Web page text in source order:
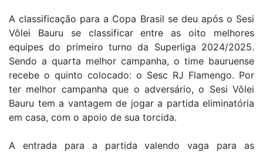
A classificação para a Copa Brasil se deu após o Sesi
Vôlei Bauru se classificar entre as oito melhores
equipes do primeiro turno da Superliga 2024/2025.
Sendo a quarta melhor campanha, o time bauruense
recebe o quinto colocado: o Sesc RJ Flamengo. Por
ter melhor campanha que o adversário, o Sesi Vôlei
Bauru tem a vantagem de jogar a partida eliminatória
em casa, com o apoio de sua torcida.
A entrada para a partida valendo vaga para as